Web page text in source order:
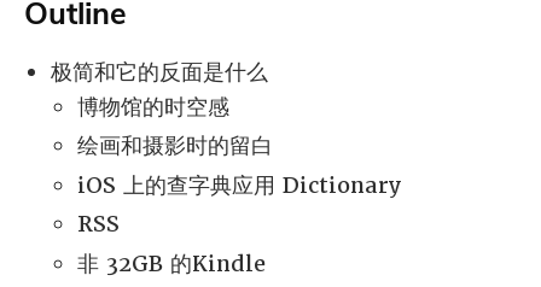
Outline
极简和它的反面是什么
博物馆的时空感
绘画和摄影时的留白
iOS 上的查字典应用 Dictionary
RSS
非 32GB 的Kindle